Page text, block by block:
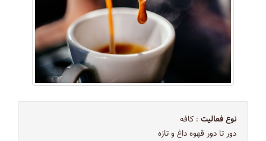
نوع فعالیت : کافه
دور تا دور قهوه داغ و تازه